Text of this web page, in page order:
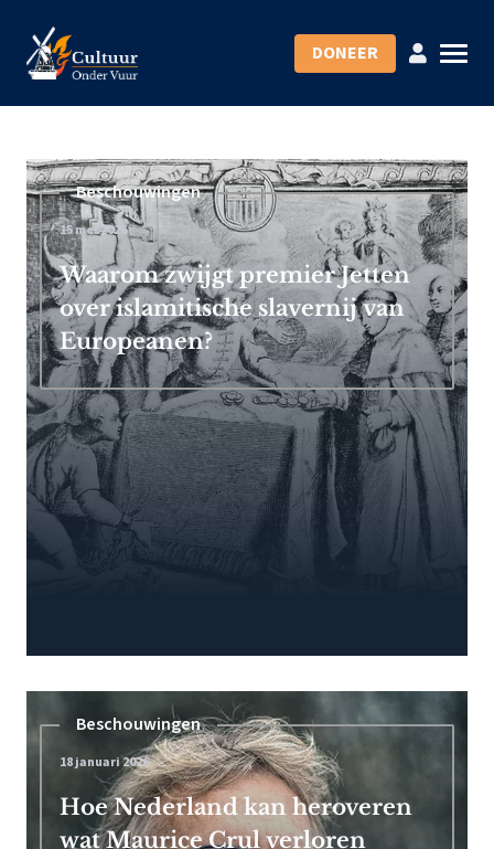
DONEER
Beschouwingen
15 mei 2026
Waarom zwijgt premier Jetten
over islamitische slavernij van
Europeanen?
Beschouwingen
18 januari 2026
Hoe Nederland kan heroveren
wat Maurice Crul verloren